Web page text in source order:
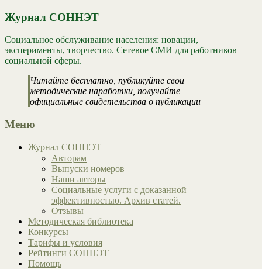
Журнал СОННЭТ
Социальное обслуживание населения: новации,
эксперименты, творчество. Сетевое СМИ для работников
социальной сферы.
Читайте бесплатно, публикуйте свои
методические наработки, получайте
официальные свидетельства о публикации
Меню
Журнал СОННЭТ
Авторам
Выпуски номеров
Наши авторы
Социальные услуги с доказанной
эффективностью. Архив статей.
Отзывы
Методическая библиотека
Конкурсы
Тарифы и условия
Рейтинги СОННЭТ
Помощь